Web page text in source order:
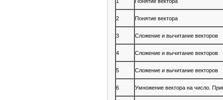
2 Понятие вектора
3 Сложение и вычитание векторов
4 Сложение и вычитание векторов
5 Сложение и вычитание векторов
6 Умножение вектора на число.